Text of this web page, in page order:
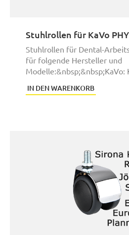
Stuhlrollen für KaVo
Stuhlrollen für Dental-
für folgende Hersteller und
Modelle:&nbsp;&nbsp;KaVo:
IN DEN WARENKORB